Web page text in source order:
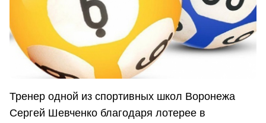
Тренер одной из спортивных школ Воронежа
Сергей Шевченко благодаря лотерее в